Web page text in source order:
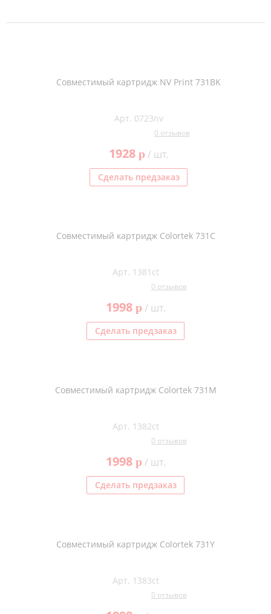
Совместимый картридж NV Print 731BK
Арт. 0723nv
0 отзывов
1928 p/ шт.
Сделать предзаказ
Совместимый картридж Colortek 731C
Арт. 1381ct
0 отзывов
1998 p/ шт.
Сделать предзаказ
Совместимый картридж Colortek 731M
Арт. 1382ct
0 отзывов
1998 p/ шт.
Сделать предзаказ
Совместимый картридж Colortek 731Y
Арт. 1383ct
0 отзывов